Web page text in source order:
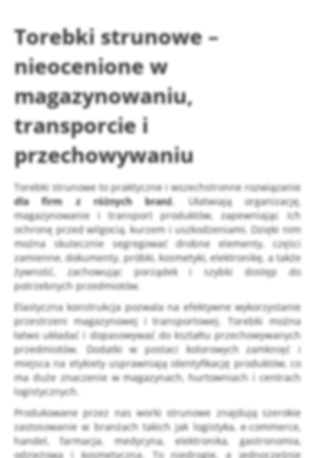
Torebki strunowe–
nieocenione w
magazynowaniu,
transporcie i
przechowywaniu
Torebki strunowe to praktyczne i wszechstronne rozwiązanie
dla firm z różnych branż. Ułatwiają organizację,
magazynowanie i transport produktów, zapewniając ich
ochronę przed wilgocią, kurzem i uszkodzeniami. Dzięki nim
można skutecznie segregować drobne elementy, części
zamienne, dokumenty, próbki, kosmetyki, elektronikę, a także
żywność, zachowując porządek i szybki dostęp do
potrzebnych przedmiotów.
Elastyczna konstrukcja pozwala na efektywne wykorzystanie
przestrzeni magazynowej i transportowej. Torebki można
łatwo układać i dopasowywać do kształtu przechowywanych
przedmiotów. Dodatki w postaci kolorowych zamknięć i
miejsca na etykiety usprawniają identyfikację produktów, co
ma duże znaczenie w magazynach, hurtowniach i centrach
logistycznych.
Produkowane przez nas worki strunowe znajdują szerokie
zastosowanie w branżach takich jak logistyka, e-commerce,
handel, farmacja, medycyna, elektronika, gastronomia,
odzieżowa i kosmetyczna. To niedrogie, a jednocześnie